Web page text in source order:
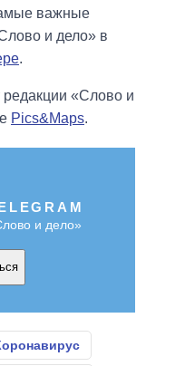
важные
и дело» в
.
редакции «Слово и
Pics&Maps.
и дело»